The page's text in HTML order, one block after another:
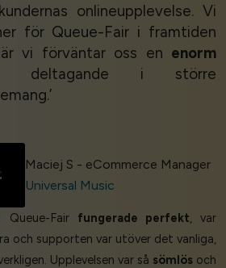
onlineupplevelse. Vi
för Queue-Fair i framtiden
vi förväntar oss en enorm
i större
Maciej S - eCommerce Manager
Universal Music
Queue-Fair fungerade perfekt, var
och supporten var utöver det vanliga,
Upplevelsen var så sömlös och